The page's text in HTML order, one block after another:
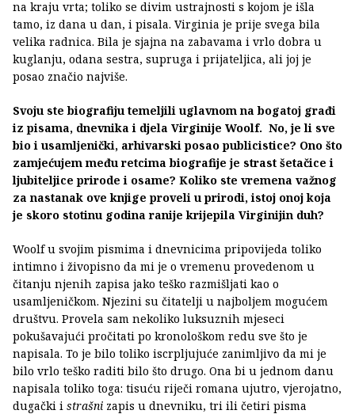
na kraju vrta; toliko se divim ustrajnosti s kojom je išla
tamo, iz dana u dan, i pisala. Virginia je prije svega bila
velika radnica. Bila je sjajna na zabavama i vrlo dobra u
kuglanju, odana sestra, supruga i prijateljica, ali joj je
posao značio najviše.
Svoju ste biografiju temeljili uglavnom na bogatoj građi
iz pisama, dnevnika i djela Virginije Woolf. No, je li sve
bio i usamljenički, arhivarski posao publicistice? Ono što
zamjećujem među retcima biografije je strast šetačice i
ljubiteljice prirode i osame? Koliko ste vremena važnog
za nastanak ove knjige proveli u prirodi, istoj onoj koja
je skoro stotinu godina ranije krijepila Virginijin duh?
Woolf u svojim pismima i dnevnicima pripovijeda toliko
intimno i živopisno da mi je o vremenu provedenom u
čitanju njenih zapisa jako teško razmišljati kao o
usamljeničkom. Njezini su čitatelji u najboljem mogućem
društvu. Provela sam nekoliko luksuznih mjeseci
pokušavajući pročitati po kronološkom redu sve što je
napisala. To je bilo toliko iscrpljujuće zanimljivo da mi je
bilo vrlo teško raditi bilo što drugo. Ona bi u jednom danu
napisala toliko toga: tisuću riječi romana ujutro, vjerojatno,
dugački i strašni zapis u dnevniku, tri ili četiri pisma